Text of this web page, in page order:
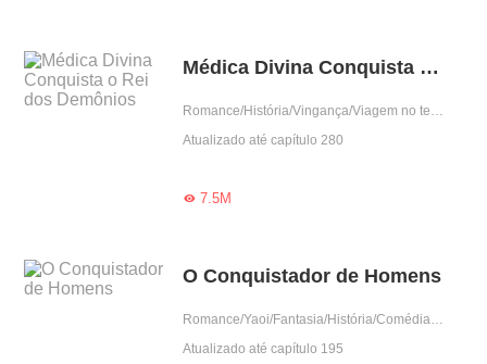
Médica Divina Conquista o Rei dos Demônios
Romance/História/Vingança/Viagem no tempo
Atualizado até capítulo 280
7.5M
O Conquistador de Homens
Romance/Yaoi/Fantasia/História/Comédia/Viagem no tempo/BL/Harém
Atualizado até capítulo 195